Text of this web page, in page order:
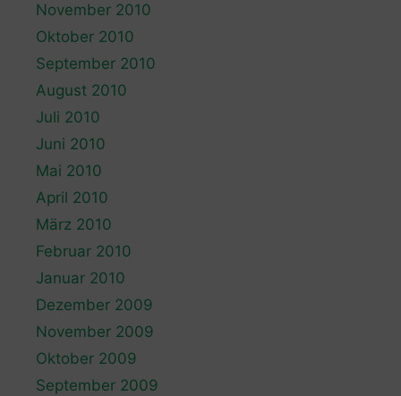
November 2010
Oktober 2010
September 2010
August 2010
Juli 2010
Juni 2010
Mai 2010
April 2010
März 2010
Februar 2010
Januar 2010
Dezember 2009
November 2009
Oktober 2009
September 2009